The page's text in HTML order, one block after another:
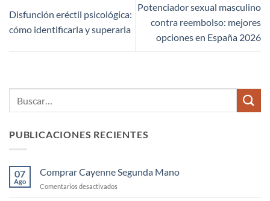
Disfunción eréctil psicológica:
cómo identificarla y superarla
Potenciador sexual masculino
contra reembolso: mejores
opciones en España 2026
PUBLICACIONES RECIENTES
07
Ago
Comprar Cayenne Segunda Mano
Comentarios desactivados